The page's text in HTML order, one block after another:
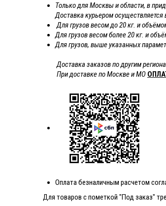
Только для Москвы и области, в
Доставка курьером осуществляется
Для грузов весом до 20 кг. и
Для грузов весом более 20 кг. и
Для грузов, выше указанных
Доставка заказов по другим
При доставке по Москве и МО
Оплата безналичным расчетом
Для товаров с пометкой "Под заказ"